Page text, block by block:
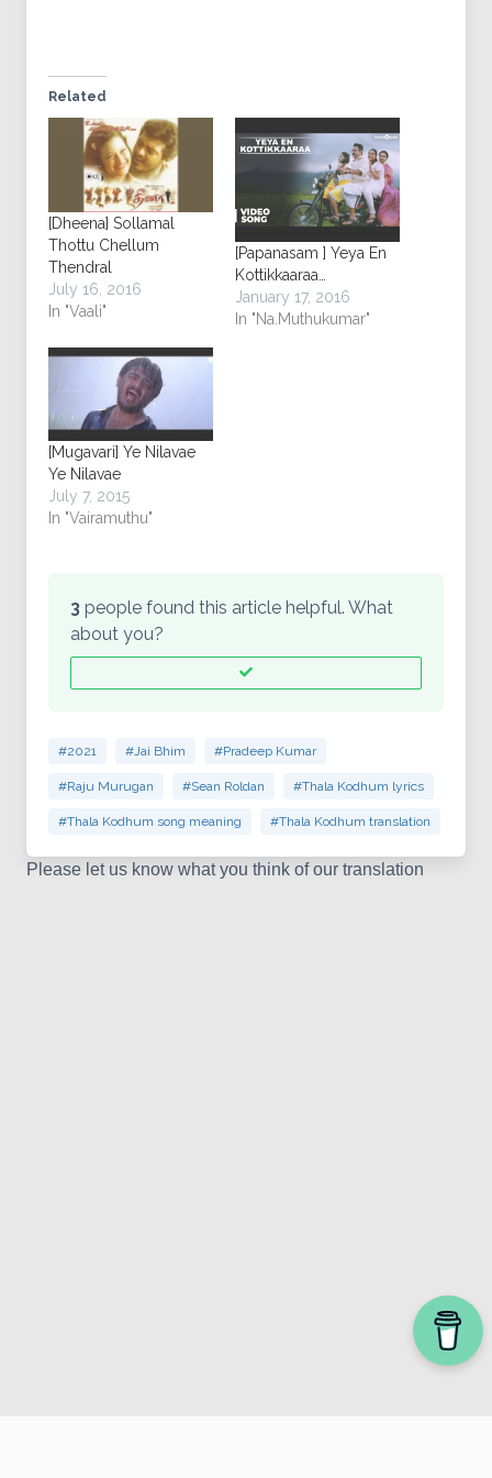
Related
[Dheena] Sollamal
Thottu Chellum
Thendral
July 16, 2016
In "Vaali"
[Papanasam ] Yeya En
Kottikkaaraa…
January 17, 2016
In "Na.Muthukumar"
[Mugavari] Ye Nilavae
Ye Nilavae
July 7, 2015
In "Vairamuthu"
3 people found this article helpful. What
about you?
#2021 #Jai Bhim #Pradeep Kumar
#Raju Murugan #Sean Roldan #Thala Kodhum lyrics
#Thala Kodhum song meaning #Thala Kodhum translation
Please let us know what you think of our translation